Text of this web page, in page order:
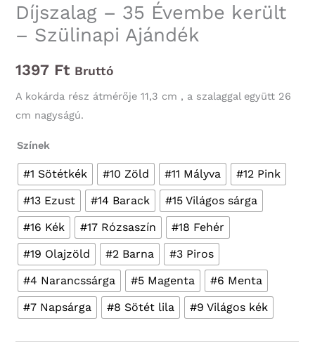
Díjszalag – 35 Évembe került
– Szülinapi Ajándék
1397 Ft Bruttó
A kokárda rész átmérője 11,3 cm , a szalaggal együtt 26
cm nagyságú.
Színek
#1 Sötétkék #10 Zöld #11 Mályva
#12 Pink
#13 Ezust
#14 Barack
#15 Világos sárga
#16 Kék
#17 Rózsaszín
#18 Fehér
#19 Olajzöld
#2 Barna
#3 Piros
#4 Narancssárga
#5 Magenta
#6 Menta
#7 Napsárga
#8 Sötét lila #9 Világos kék